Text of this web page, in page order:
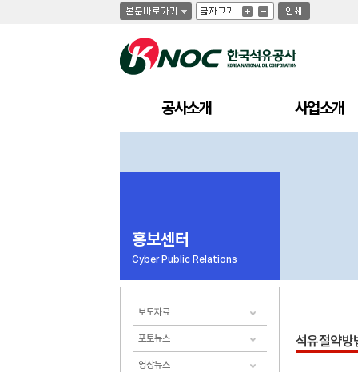
글
자
기
글
자
기
크
글
자
기
작
인
쇄
공사소개 사업소개
홍보센터
Cyber Public Relations
보도자료
포토뉴스
영상뉴스
석유절약방